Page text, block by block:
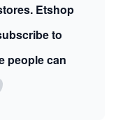
Etshop
to
people can